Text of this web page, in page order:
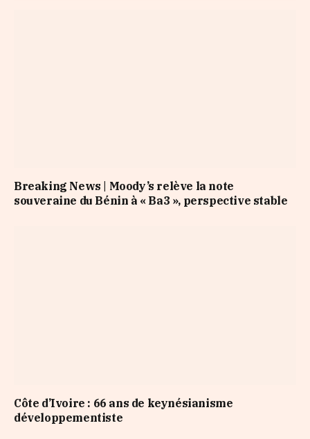
Breaking News | Moody’s relève la note
souveraine du Bénin à « Ba3 », perspective stable
Côte d’Ivoire : 66 ans de keynésianisme
développementiste